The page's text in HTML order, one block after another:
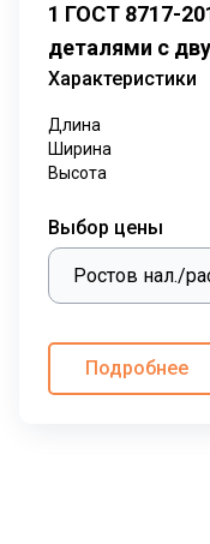
1 ГОСТ 8717-
деталями с
Характеристики
Длина
Ширина
Высота
Выбор цены
Подробнее